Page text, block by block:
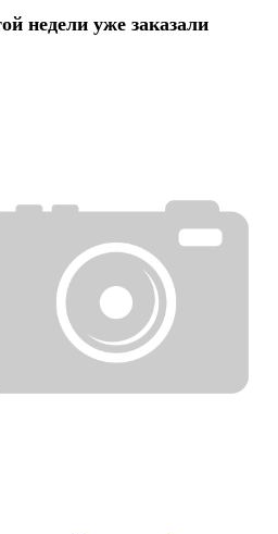
недели уже заказали